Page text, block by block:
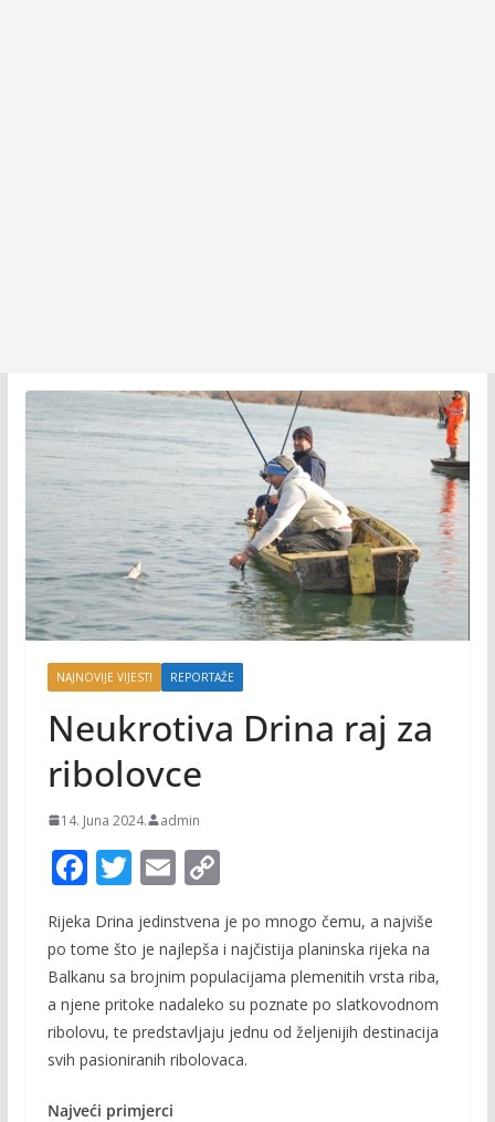
NAJNOVIJE VIJESTI REPORTAŽE
Neukrotiva Drina raj za
ribolovce
14. Juna 2024. admin
F
e
b
o
o
k
T
w
itt
er
E
ai
l
C
p
y
Li
n
k
Rijeka Drina jedinstvena je po mnogo čemu, a najviše
po tome što je najlepša i najčistija planinska rijeka na
Balkanu sa brojnim populacijama plemenitih vrsta riba,
a njene pritoke nadaleko su poznate po slatkovodnom
ribolovu, te predstavljaju jednu od željenijih destinacija
svih pasioniranih ribolovaca.
Najveći primjerci